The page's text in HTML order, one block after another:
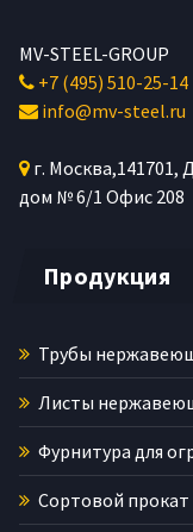
MV-STEEL-GROUP
+7 (495) 510-25-14
info@mv-steel.ru
г. Москва,141701,
дом № 6/1 Офис 208
Продукция
Трубы
Листы
Фурнитура для
Сортовой прокат